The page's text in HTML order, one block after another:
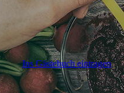
Ins Gästebuch eintragen